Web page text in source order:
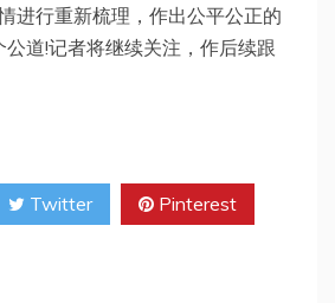
进行重新梳理，作出公平公正的
道!记者将继续关注，作后续跟
Twitter Pinterest